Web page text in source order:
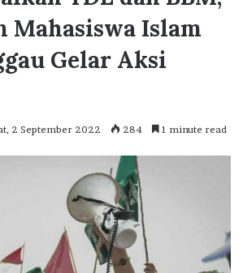
Mahasiswa Islam
Gelar Aksi
2 September 2022 284 1 minute read